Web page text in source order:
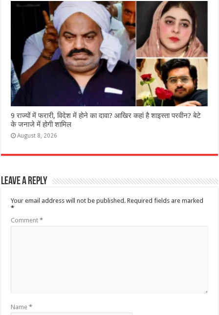
9 राज्‍यों में फरारी, व‍िदेश में होने का दावा? आख‍िर कहां है शाइस्‍ता परवीन? बेटे
के जनाजे में होगी शामिल
August 8, 2026
Leave a Reply
Your email address will not be published. Required fields are marked
*
Comment*
Name*